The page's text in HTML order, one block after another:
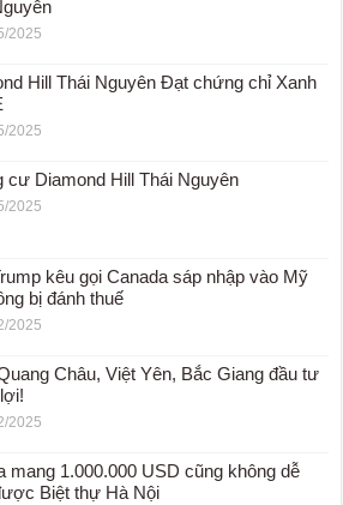
2025
Hill Thái Nguyên Đạt chứng chỉ Xanh
2025
cư Diamond Hill Thái Nguyên
2025
kêu gọi Canada sáp nhập vào Mỹ
bị đánh thuế
2025
Châu, Việt Yên, Bắc Giang đầu tư
2025
mang 1.000.000 USD cũng không dễ
Biệt thự Hà Nội